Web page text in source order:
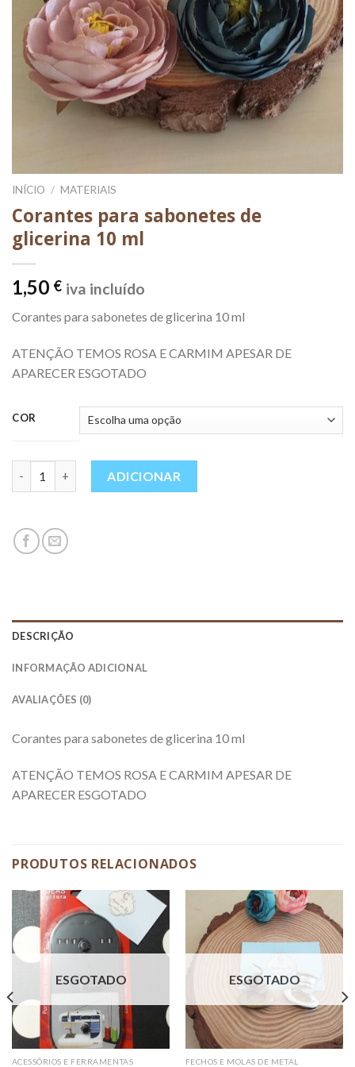
INÍCIO / MATERIAIS
Corantes para sabonetes de
glicerina 10 ml
1,50 € iva incluído
Corantes para sabonetes de glicerina 10 ml
ATENÇÃO TEMOS ROSA E CARMIM APESAR DE
APARECER ESGOTADO
COR
ADICIONAR
DESCRIÇÃO
INFORMAÇÃO ADICIONAL
AVALIAÇÕES (0)
Corantes para sabonetes de glicerina 10 ml
ATENÇÃO TEMOS ROSA E CARMIM APESAR DE
APARECER ESGOTADO
PRODUTOS RELACIONADOS
ESGOTADO
ACESSÓRIOS E FERRAMENTAS
ESGOTADO
FECHOS E MOLAS DE METAL